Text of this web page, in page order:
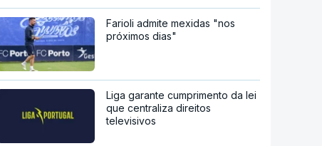
Farioli admite mexidas "nos
próximos dias"
Liga garante cumprimento da lei
que centraliza direitos
televisivos